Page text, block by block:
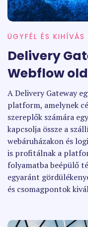
ÜGYFÉL ÉS KIHÍVÁS
Delivery
Webflow
A Delivery Gateway
platform, amelynek
szereplők számára
kapcsolja össze a
webáruházakon és
is profitálnak a
folyamatba beépülő
egyaránt
és csomagpontok